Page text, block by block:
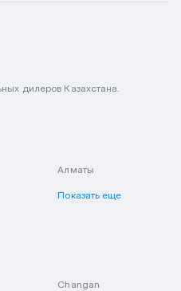
дилеров Казахстана.
Алматы
Показать еще
Changan